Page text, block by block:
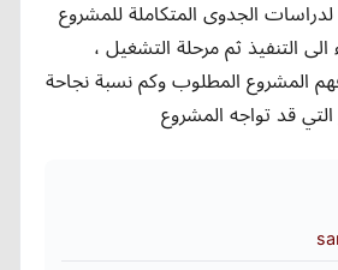
الجدوى المتكاملة للمشروع
التنفيذ ثم مرحلة التشغيل ،
المشروع المطلوب وكم نسبة نجاحة
قد تواجه المشروع